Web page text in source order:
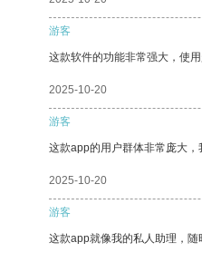
游客
这款软件的功能非常强大，使用
2025-10-20
游客
这款app的用户群体非常庞大，
2025-10-20
游客
这款app就像我的私人助理，随